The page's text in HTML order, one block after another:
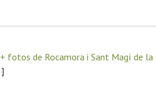
+ fotos de Rocamora i Sant Magí de la
]